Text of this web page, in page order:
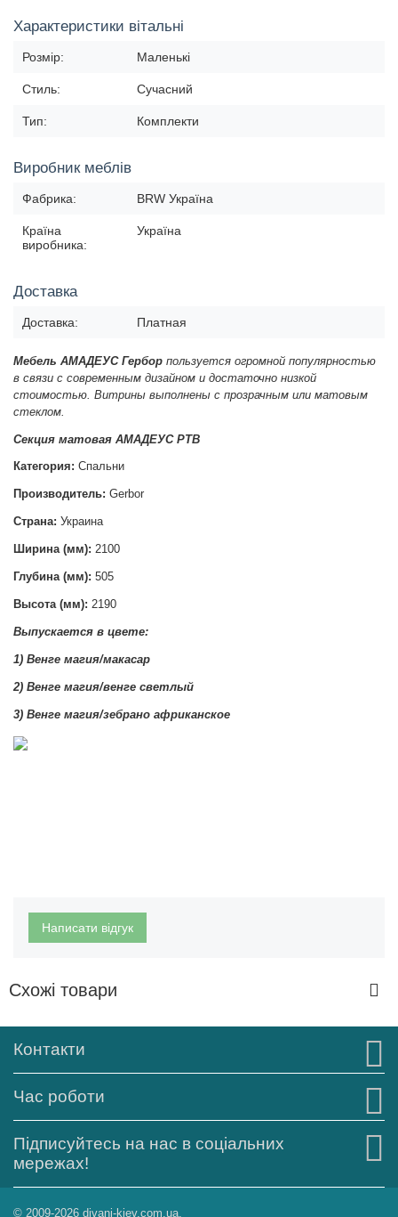
Характеристики вітальні
Розмір: Маленькі
Стиль: Сучасний
Тип: Комплекти
Виробник меблів
Фабрика: BRW Україна
Країна
виробника:
Україна
Доставка
Доставка: Платная
Мебель АМАДЕУС Гербор пользуется огромной популярностью
в связи с современным дизайном и достаточно низкой
стоимостью. Витрины выполнены с прозрачным или матовым
стеклом.
Секция матовая АМАДЕУС РТВ
Категория: Спальни
Производитель: Gerbor
Страна: Украина
Ширина (мм): 2100
Глубина (мм): 505
Высота (мм): 2190
Выпускается в цвете:
1) Венге магия/макасар
2) Венге магия/венге светлый
3) Венге магия/зебрано африканское
Написати відгук
Схожі товари
Контакти
Час роботи
Підписуйтесь на нас в соціальних
мережах!
© 2009-2026 divani-kiev.com.ua.